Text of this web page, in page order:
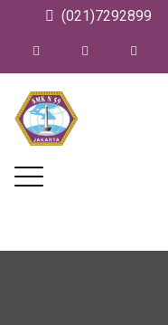
(021)7292899